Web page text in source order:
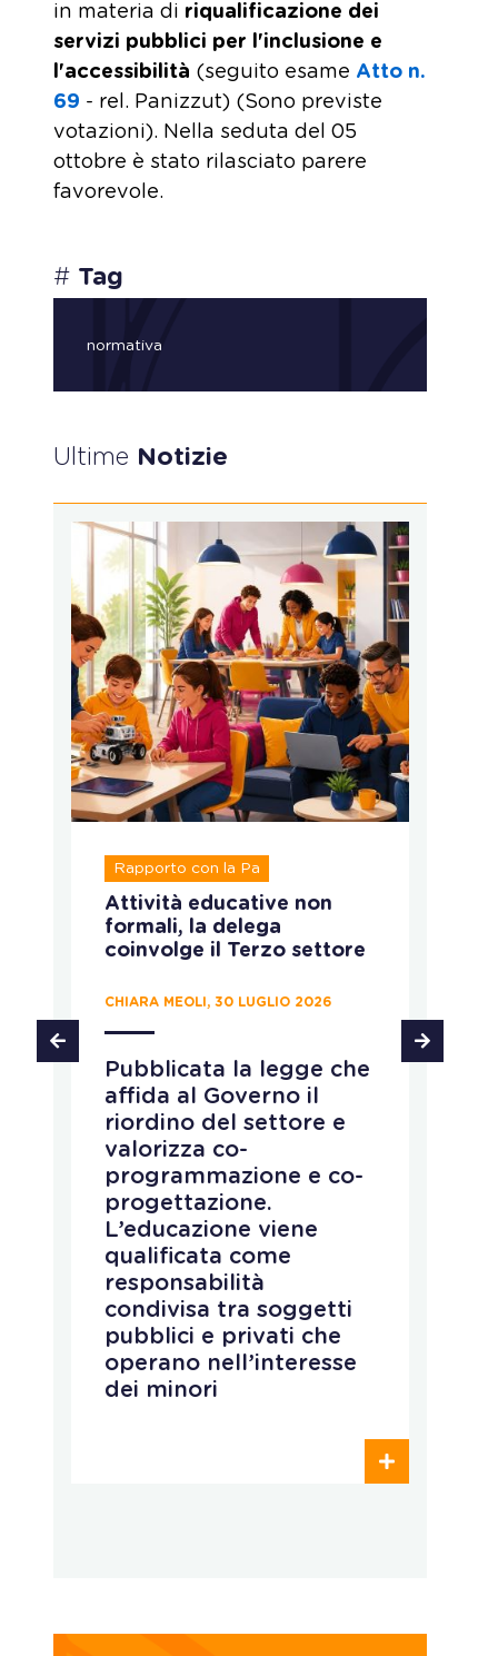
in materia di riqualificazione dei
servizi pubblici per l'inclusione e
l'accessibilità (seguito esame Atto n.
69 - rel. Panizzut) (Sono previste
votazioni). Nella seduta del 05
ottobre è stato rilasciato parere
favorevole.
# Tag
normativa
Ultime Notizie
Rapporto con la Pa
Attività educative non
formali, la delega
coinvolge il Terzo settore
CHIARA MEOLI, 30 LUGLIO 2026
Pubblicata la legge che
affida al Governo il
riordino del settore e
valorizza co-
programmazione e co-
progettazione.
L’educazione viene
qualificata come
responsabilità
condivisa tra soggetti
pubblici e privati che
operano nell’interesse
dei minori